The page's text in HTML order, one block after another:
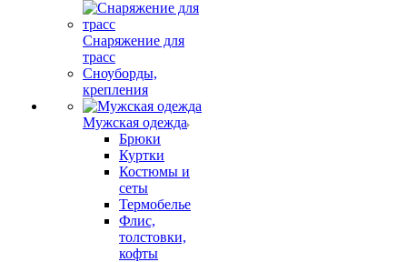
Снаряжение для
трасс
Сноуборды,
крепления
Мужская одежда
Брюки
Куртки
Костюмы и
сеты
Термобелье
Флис,
толстовки,
кофты